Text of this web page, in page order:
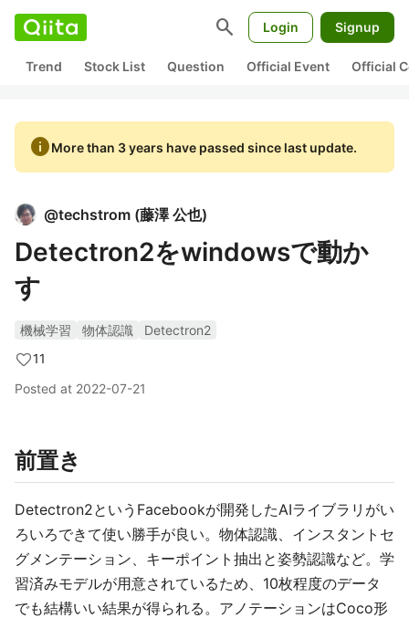
search Login Signup
Trend Stock List Question Official Event Official
infoMore than 3 years have passed since last update.
@techstrom (藤澤 公也)
Detectron2をwindowsで動か
す
機械学習 物体認識
Detectron2
11
Posted at 2022-07-21
前置き
Detectron2というFacebookが開発したAIライブラリがい
ろいろできて使い勝手が良い。物体認識、インスタントセ
グメンテーション、キーポイント抽出と姿勢認識など。学
習済みモデルが用意されているため、10枚程度のデータ
でも結構いい結果が得られる。アノテーションはCoco形